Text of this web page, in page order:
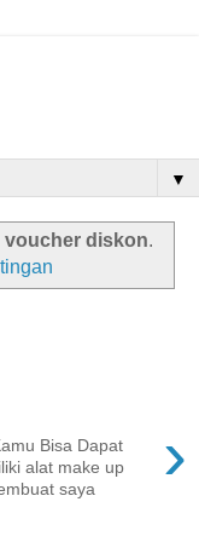
▼
voucher diskon.
›
Bisa Dapat
alat make up
saya